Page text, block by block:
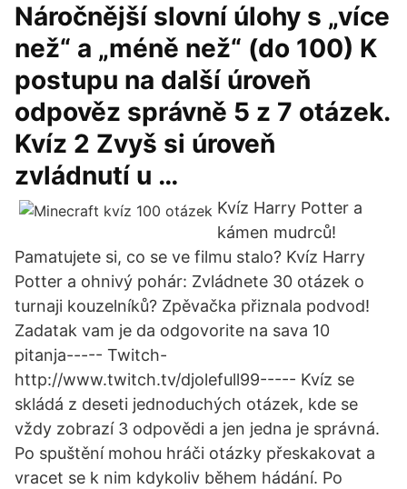
Náročnější slovní úlohy s „více
než“ a „méně než“ (do 100) K
postupu na další úroveň
odpověz správně 5 z 7 otázek.
Kvíz 2 Zvyš si úroveň
zvládnutí u …
Kvíz Harry Potter a
kámen mudrců!
Pamatujete si, co se ve filmu stalo? Kvíz Harry
Potter a ohnivý pohár: Zvládnete 30 otázek o
turnaji kouzelníků? Zpěvačka přiznala podvod!
Zadatak vam je da odgovorite na sava 10
pitanja----- Twitch-
http://www.twitch.tv/djolefull99----- Kvíz se
skládá z deseti jednoduchých otázek, kde se
vždy zobrazí 3 odpovědi a jen jedna je správná.
Po spuštění mohou hráči otázky přeskakovat a
vracet se k nim kdykoliv během hádání. Po